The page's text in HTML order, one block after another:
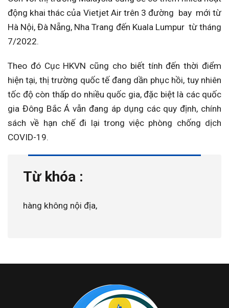
động khai thác của Vietjet Air trên 3 đường bay mới từ
Hà Nội, Đà Nẵng, Nha Trang đến Kuala Lumpur từ tháng
7/2022.
Theo đó Cục HKVN cũng cho biết tính đến thời điểm
hiện tại, thị trường quốc tế đang dần phục hồi, tuy nhiên
tốc độ còn thấp do nhiều quốc gia, đặc biệt là các quốc
gia Đông Bắc Á vẫn đang áp dụng các quy định, chính
sách về hạn chế đi lại trong việc phòng chống dịch
COVID-19.
Từ khóa :
hàng không nội địa,